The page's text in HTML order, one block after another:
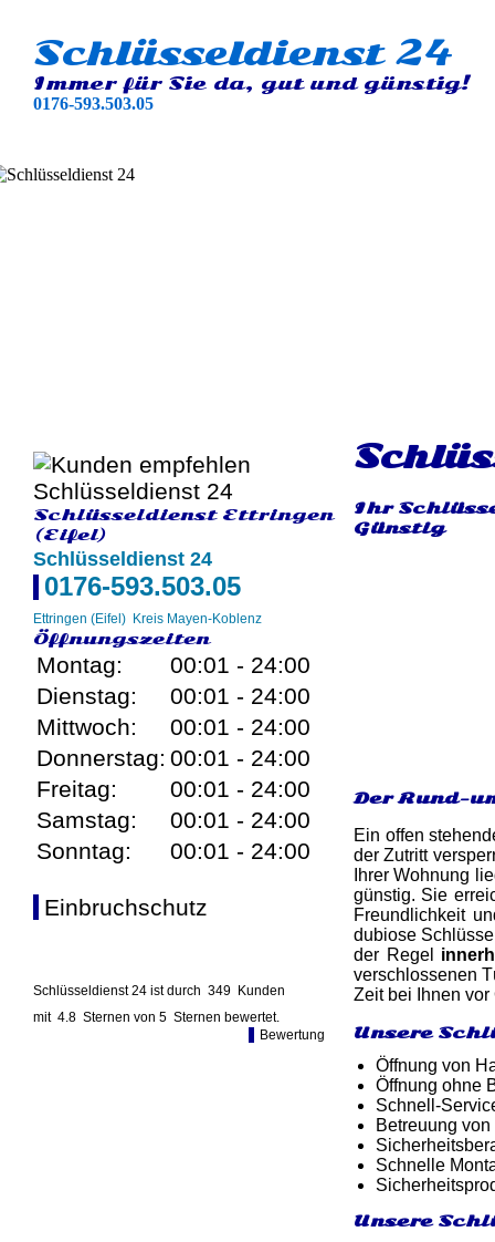
Schlüsseldienst 24
Immer für Sie da, gut und günstig!
0176-593.503.05
Schlüsseldienst Ettringen
(Eifel)
Schlüsseldienst 24
0176-593.503.05
Ettringen (Eifel) Kreis Mayen-Koblenz
Öffnungszeiten
Montag:
00:01 - 24:00
Dienstag:
00:01 - 24:00
Mittwoch:
00:01 - 24:00
Donnerstag: 00:01 - 24:00
Freitag:
00:01 - 24:00
Samstag:
00:01 - 24:00
Sonntag:
00:01 - 24:00
Einbruchschutz
Schlüsseldienst 24 ist durch 349 Kunden
mit 4.8 Sternen von 5 Sternen bewertet.
Bewertung
Ihr
Günstig
Der Rund-
Ein offen
der Zutritt
Ihrer Wohnung
günstig. Sie
Freundlichkeit
dubiose
der Regel
verschlossenen
Zeit bei Ihnen vor
Unsere
Öffnung von
Öffnung ohne
Schnell-
Betreuung
Schnelle
Unsere